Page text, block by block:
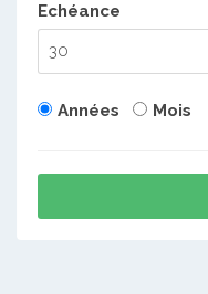
Echéance
Années Mois